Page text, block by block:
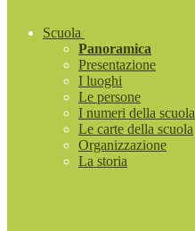
Scuola
Panoramica
Presentazione
I luoghi
Le persone
I numeri della scuola
Le carte della scuola
Organizzazione
La storia